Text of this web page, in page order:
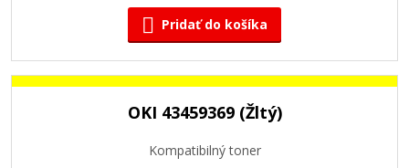
Pridať do košíka
OKI 43459369 (Žltý)
Kompatibilný toner